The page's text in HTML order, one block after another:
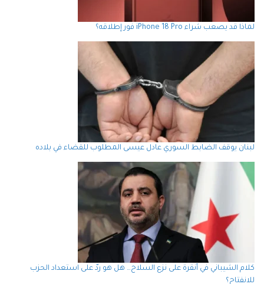
لماذا قد يصعب شراء iPhone 18 Pro فور إطلاقه؟
لبنان يوقف الضابط السوري عادل عيسى المطلوب للقضاء في بلاده
كلام الشيباني في أنقرة على نزع السلاح… هل هو ردّ على استعداد الحزب
للانفتاح؟